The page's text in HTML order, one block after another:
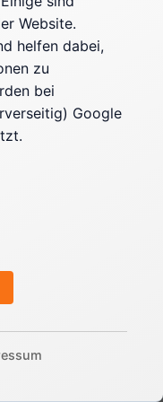
- vor dem
und nicht als
gesendet.
Hashing die
kann die
in die
(und im
Leerzeichen
entfernen,
Format.
Website.
helfen dabei,
zu
bei
Google